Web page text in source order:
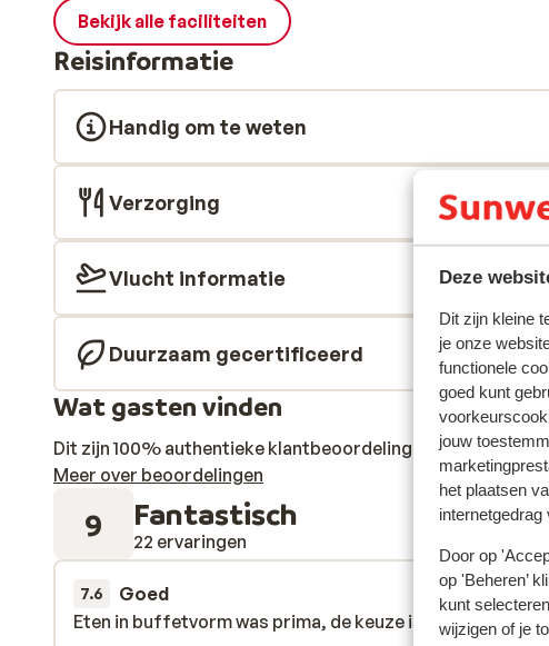
Deze
Dit zijn kleine
je onze
functionele
goed kunt
jouw
het plaatsen
Door op
op 'Beheren’
kunt
wijzigen of je
Bekijk alle faciliteiten
Reisinformatie
Handig om te weten
Verzorging
Vlucht informatie
Duurzaam gecertificeerd
Wat gasten vinden
Dit zijn 100% authentieke klantbeoordelingen die hun
Meer over beoordelingen
9 Fantastisch
22 ervaringen
7.6 Goed
18 mei 2026
Eten in buffetvorm was prima, de keuze is reuze
Eten in buffetvorm was prima, de keuze is reuze